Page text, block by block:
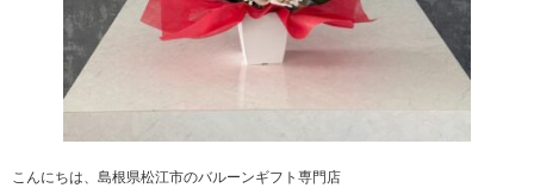
こんにちは、島根県松江市のバルーンギフト専門店